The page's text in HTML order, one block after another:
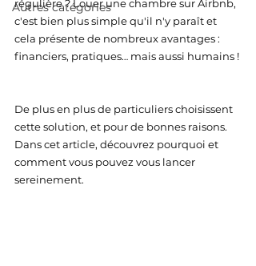
Autres catégories
régulière ? Louer une chambre sur Airbnb,
c'est bien plus simple qu'il n'y paraît et
cela présente de nombreux avantages :
financiers, pratiques… mais aussi humains !
De plus en plus de particuliers choisissent
cette solution, et pour de bonnes raisons.
Dans cet article, découvrez pourquoi et
comment vous pouvez vous lancer
sereinement.